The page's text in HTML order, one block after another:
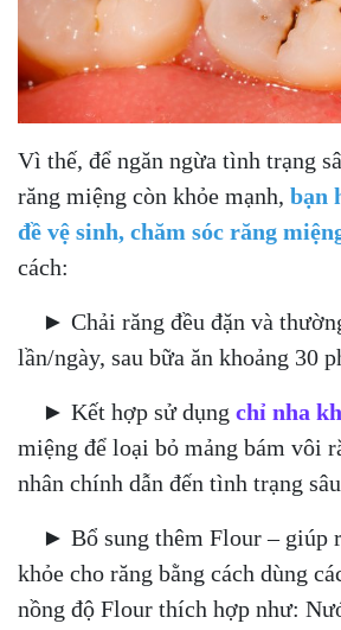
Vì thế, để ngăn ngừa tình trạng
răng miệng còn khỏe mạnh, bạn
đề vệ sinh, chăm sóc răng
cách:
► Chải răng đều đặn và
lần/ngày, sau bữa ăn khoảng 30
► Kết hợp sử dụng chỉ nha
miệng để loại bỏ mảng bám vôi
nhân chính dẫn đến tình trạng
► Bổ sung thêm Flour – giúp
khỏe cho răng bằng cách dùng
nồng độ Flour thích hợp như: